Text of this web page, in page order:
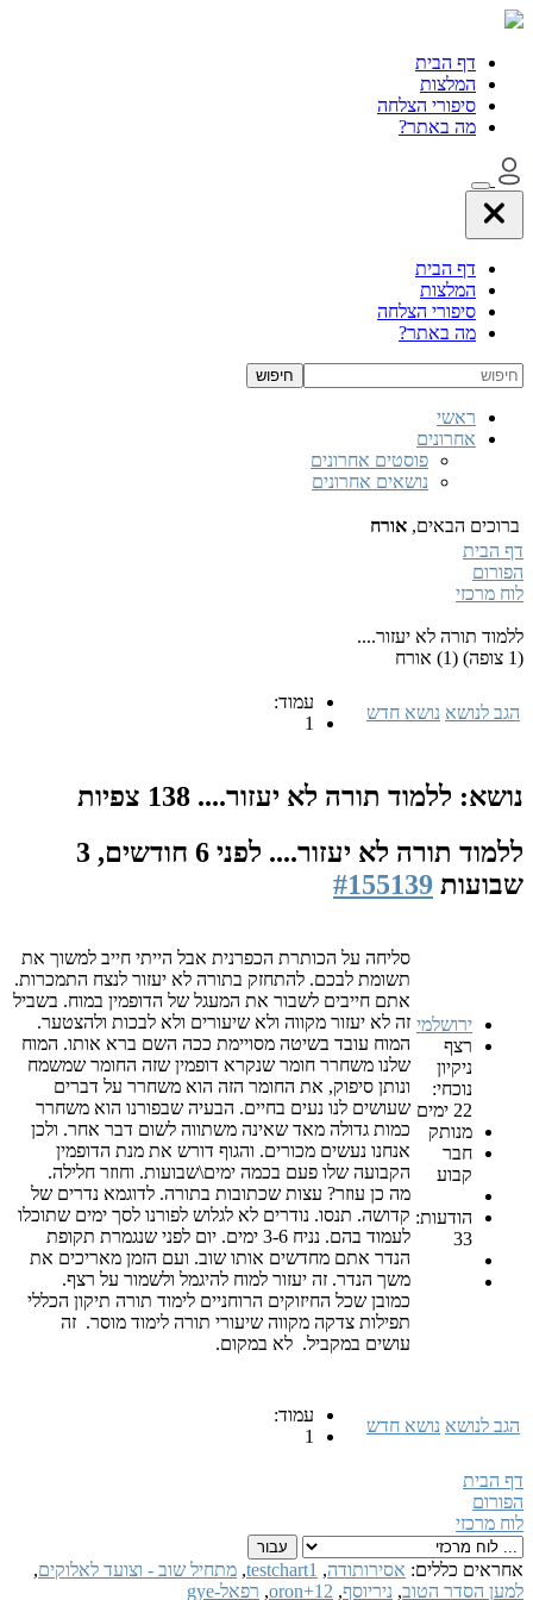
דף הבית
המלצות
סיפורי הצלחה
מה באתר?
דף הבית
המלצות
סיפורי הצלחה
מה באתר?
ראשי
אחרונים
פוסטים אחרונים
נושאים אחרונים
ברוכים הבאים, אורח
דף הבית
הפורום
לוח מרכזי
ללמוד תורה לא יעזור....
(1 צופה) (1) אורח
הגב לנושא נושא חדש
עמוד:
1
נושא: ללמוד תורה לא יעזור.... 138 צפיות
ללמוד תורה לא יעזור....
לפני 6 חודשים, 3
שבועות #155139
ירושלמי
רצף
ניקיון
נוכחי:
22 ימים
מנותק
חבר
קבוע
הודעות:
33
סליחה על הכותרת הכפרנית אבל הייתי חייב למשוך את
תשומת לבכם. להתחזק בתורה לא יעזור לנצח התמכרות.
אתם חייבים לשבור את המעגל של הדופמין במוח. בשביל
זה לא יעזור מקווה ולא שיעורים ולא לבכות ולהצטער.
המוח עובד בשיטה מסויימת ככה השם ברא אותו. המוח
שלנו משחרר חומר שנקרא דופמין שזה החומר שמשמח
ונותן סיפוק, את החומר הזה הוא משחרר על דברים
שעושים לנו נעים בחיים. הבעיה שבפורנו הוא משחרר
כמות גדולה מאד שאינה משתווה לשום דבר אחר. ולכן
אנחנו נעשים מכורים. והגוף דורש את מנת הדופמין
הקבועה שלו פעם בכמה ימים\שבועות. וחוזר חלילה.
מה כן עוזר? עצות שכתובות בתורה. לדוגמא נדרים של
קדושה. תנסו. נודרים לא לגלוש לפורנו לסך ימים שתוכלו
לעמוד בהם. נניח 3-6 ימים. יום לפני שנגמרת תקופת
הנדר אתם מחדשים אותו שוב. ועם הזמן מאריכים את
משך הנדר. זה יעזור למוח להיגמל ולשמור על רצף.
כמובן שכל החיזוקים הרוחניים לימוד תורה תיקון הכללי
תפילות צדקה מקווה שיעורי תורה לימוד מוסר. זה
עושים במקביל. לא במקום.
הגב לנושא נושא חדש
עמוד:
1
דף הבית
הפורום
לוח מרכזי
אחראים כללים: אסירותודה,
testchart1
, מתחיל שוב - וצועד לאלוקים,
למען הסדר הטוב, ניריוסף,
oron+12
, רפאל-gye